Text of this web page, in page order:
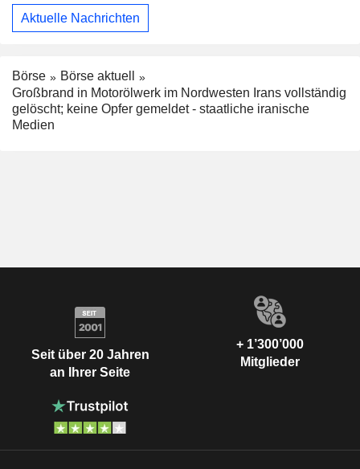
Aktuelle Nachrichten
Börse
Börse aktuell
Großbrand in Motorölwerk im Nordwesten Irans vollständig
gelöscht; keine Opfer gemeldet - staatliche iranische
Medien
Seit über 20 Jahren
an Ihrer Seite
+ 1’300’000
Mitglieder